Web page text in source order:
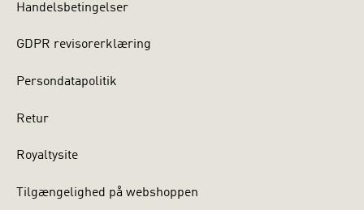
Handelsbetingelser
GDPR revisorerklæring
Persondatapolitik
Retur
Royaltysite
Tilgængelighed på webshoppen